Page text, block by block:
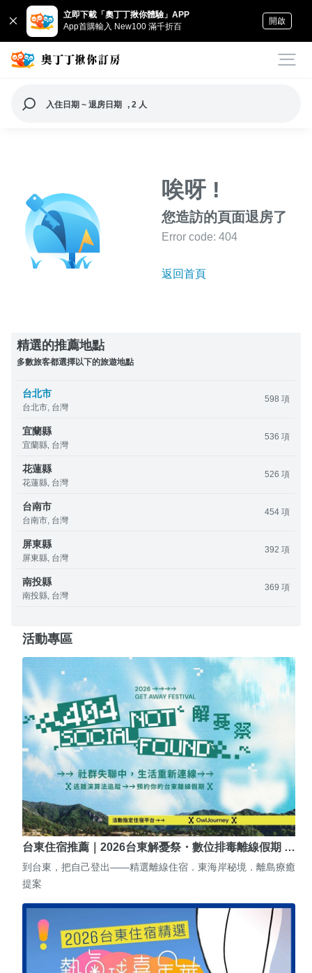
立即下載「奧丁丁揪你體驗」APP
App首購輸入 New100 滿千折百
開啟
入住日期 ~ 退房日期 , 2 人
唉呀 !
您造訪的頁面退房了
Error code: 404
返回首頁
精選的推薦地點
多數旅客都選擇以下的旅遊地點
台北市
台北市, 台灣
598 項
宜蘭縣
宜蘭縣, 台灣
536 項
花蓮縣
花蓮縣, 台灣
526 項
台南市
台南市, 台灣
454 項
屏東縣
屏東縣, 台灣
392 項
南投縣
南投縣, 台灣
369 項
活動專區
台東住宿推薦｜2026台東解憂祭・數位排毒離線假期 …
到台東，把自己登出——精選離線住宿．東海岸秘境．離島療癒
提案